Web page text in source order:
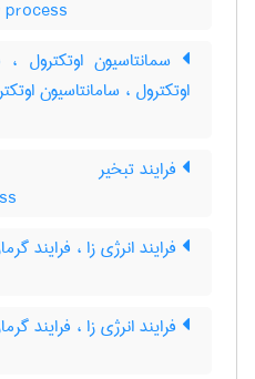
سمانتاسیون اوتکترول ،
اوتکترول ، سامانتاسیون
فرایند تبخیر
فرایند انرژی زا ، فرایند
فرایند انرژی زا ، فرایند